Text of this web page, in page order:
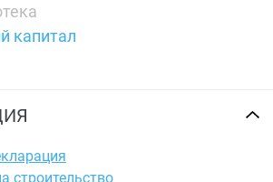
капитал
строительство